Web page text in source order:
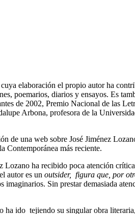
elaboración el propio autor ha
poemarios, diarios y ensayos. Es
de 2002, Premio Nacional de las
Arbona, profesora de la
una web sobre José Jiménez
Contemporánea más reciente.
ha recibido poca atención
autor es un outsider, figura que, por
Sin prestar demasiada
ido tejiendo su singular obra